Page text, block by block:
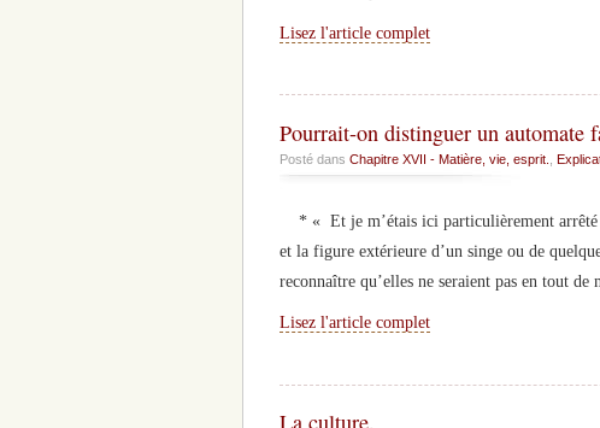
Lisez l'article complet
Pourrait-on distinguer un automate
Posté dans Chapitre XVII - Matière, vie, esprit.
* « Et je m’étais ici particulièrement arrêté
et la figure extérieure d’un singe ou de
reconnaître qu’elles ne seraient pas en tout
Lisez l'article complet
La culture.